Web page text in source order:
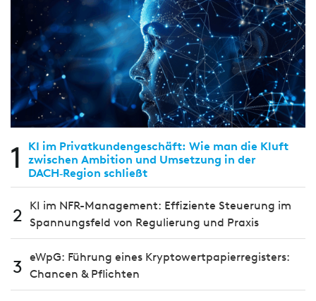
1
KI im Privatkundengeschäft: Wie man die Kluft
zwischen Ambition und Umsetzung in der
DACH‑Region schließt
2
KI im NFR-Management: Effiziente Steuerung im
Spannungsfeld von Regulierung und Praxis
3 eWpG: Führung eines Kryptowertpapierregisters:
Chancen & Pflichten